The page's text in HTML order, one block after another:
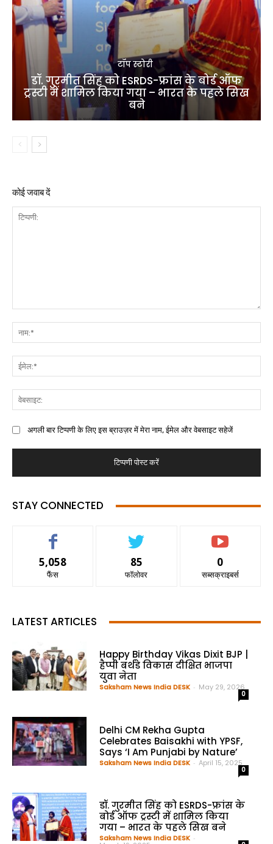
टॉप स्टोरी
डॉ. गुरमीत सिंह को ESRDS-फ्रांस के बोर्ड ऑफ
ट्रस्टी में शामिल किया गया – भारत के पहले सिख
बने
कोई जवाब दें
अगली बार टिप्पणी के लिए इस ब्राउज़र में मेरा नाम, ईमेल और वेबसाइट सहेजें
STAY CONNECTED
5,058
फैंस
85
फॉलोवर
0
सब्सक्राइबर्स
LATEST ARTICLES
Happy Birthday Vikas Dixit BJP |
हैप्पी बर्थडे विकास दीक्षित भाजपा
युवा नेता
Saksham News India DESK - May 29, 2026
0
Delhi CM Rekha Gupta
Celebrates Baisakhi with YPSF,
Says ‘I Am Punjabi by Nature’
Saksham News India DESK - April 15, 2025
0
डॉ. गुरमीत सिंह को ESRDS-फ्रांस के
बोर्ड ऑफ ट्रस्टी में शामिल किया
गया – भारत के पहले सिख बने
Saksham News India DESK -